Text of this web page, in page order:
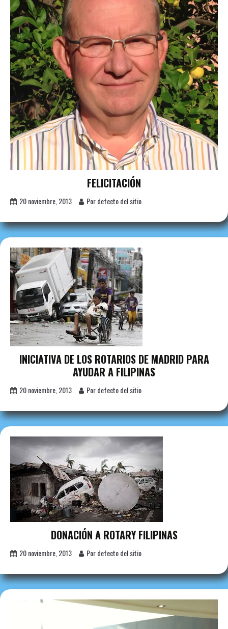
FELICITACIÓN
20 noviembre, 2013 Por defecto del sitio
INICIATIVA DE LOS ROTARIOS DE MADRID PARA
AYUDAR A FILIPINAS
20 noviembre, 2013 Por defecto del sitio
DONACIÓN A ROTARY FILIPINAS
20 noviembre, 2013 Por defecto del sitio